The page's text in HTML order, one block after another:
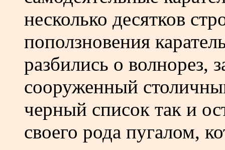
несколько десятков
поползновения
разбились о волнорез,
сооруженный
черный список так и
своего рода пугалом,